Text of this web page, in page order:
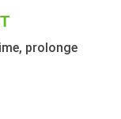
prolonge